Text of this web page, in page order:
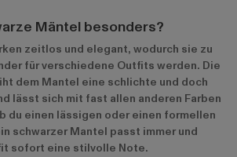
Mäntel besonders?
zeitlos und elegant, wodurch sie zu
für verschiedene Outfits werden. Die
dem Mantel eine schlichte und doch
lässt sich mit fast allen anderen Farben
du einen lässigen oder einen formellen
schwarzer Mantel passt immer und
sofort eine stilvolle Note.